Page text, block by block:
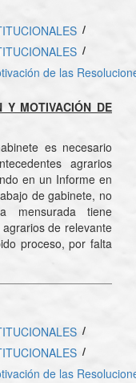
/
/
de las
Y MOTIVACIÓN DE
es necesario
agrarios
en un Informe en
de gabinete, no
tiene
de relevante
proceso, por falta
/
/
de las